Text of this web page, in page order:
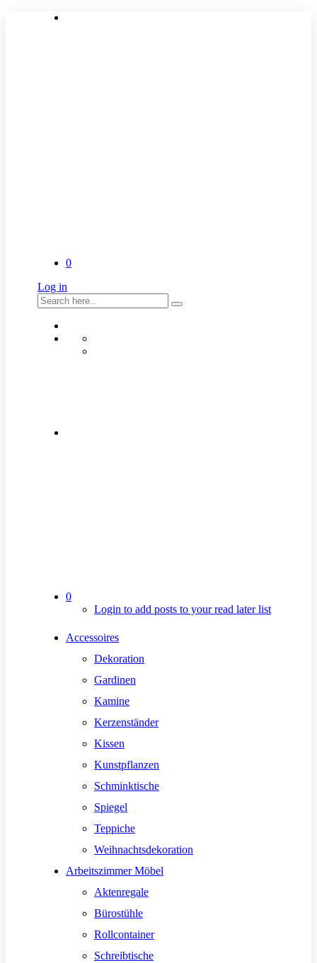
0
Log in
0
Login to add posts to your read later list
Accessoires
Dekoration
Gardinen
Kamine
Kerzenständer
Kissen
Kunstpflanzen
Schminktische
Spiegel
Teppiche
Weihnachtsdekoration
Arbeitszimmer Möbel
Aktenregale
Bürostühle
Rollcontainer
Schreibtische